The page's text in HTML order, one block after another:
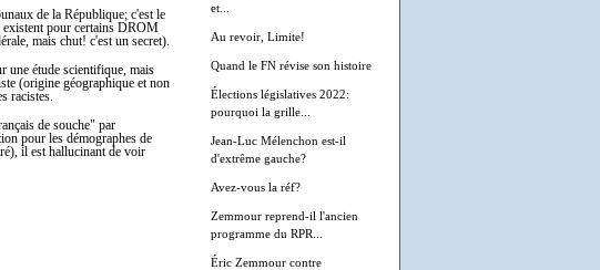
et...
Au revoir, Limite!
Quand le FN révise son histoire
Élections législatives 2022:
pourquoi la grille...
Jean-Luc Mélenchon est-il
d'extrême gauche?
Avez-vous la réf?
Zemmour reprend-il l'ancien
programme du RPR...
Éric Zemmour contre
de la République; c'est le
existent pour certains DROM
mais chut! c'est un secret).
une étude scientifique, mais
(origine géographique et non
racistes.
de souche" par
pour les démographes de
il est hallucinant de voir